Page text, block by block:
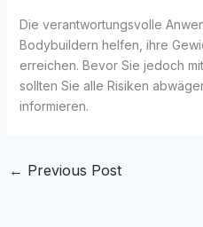
Die verantwortungsvolle
Bodybuildern helfen, ihre
erreichen. Bevor Sie jedoch
sollten Sie alle Risiken
informieren.
← Previous Post